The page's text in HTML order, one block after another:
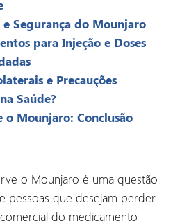
Segurança do Mounjaro
para Injeção e Doses
e Precauções
Saúde?
o Mounjaro: Conclusão
o Mounjaro é uma questão
pessoas que desejam perder
do medicamento